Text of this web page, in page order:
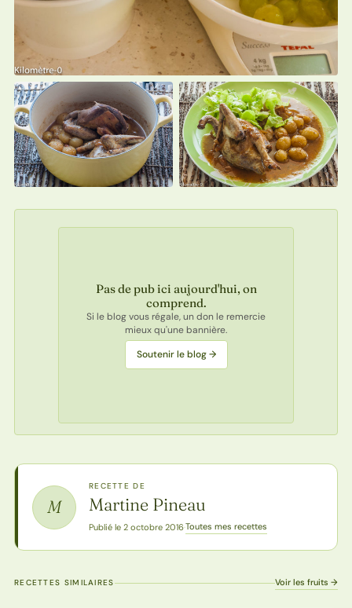
Pas de pub ici aujourd'hui, on
comprend.
Si le blog vous régale, un don le remercie
mieux qu'une bannière.
Soutenir le blog →
M
RECETTE DE
Martine Pineau
Publié le 2 octobre 2016·Toutes mes recettes
RECETTES SIMILAIRES Voir les fruits →